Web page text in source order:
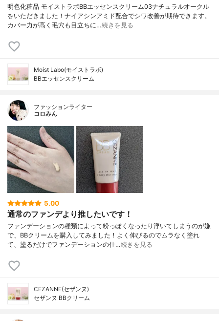
明色化粧品 モイストラボBBエッセンスクリーム03ナチュラルオークル
をいただきました！ナイアシンアミド配合でシワ改善が期待できます。
カバー力が高く毛穴も目立ちに…続きを見る
Moist Labo(モイストラボ)
BBエッセンスクリーム
ファッションライター
コロみん
5.00
通常のファンデより推したいです！
ファンデーションの種類によって粉っぽくなったり浮いてしまうのが嫌
で、BBクリームを購入してみました！よく伸びるのでムラなく塗れ
て、塗るだけでファンデーションの仕…続きを見る
CEZANNE(セザンヌ)
セザンヌ BBクリーム